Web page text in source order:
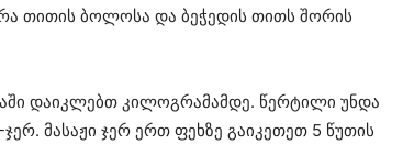
თითის ბოლოსა და ბეჭედის თითს შორის
დაიკლებთ კილოგრამამდე. წერტილი უნდა
მასაჟი ჯერ ერთ ფეხზე გაიკეთეთ 5 წუთის